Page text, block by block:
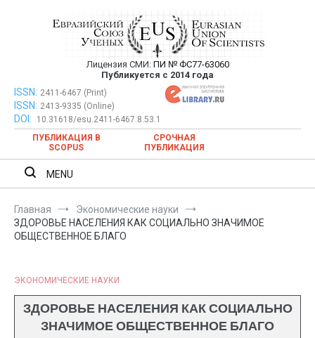
Евразийский Союз Ученых —
публикация научных статей в
ежемесячном научном журнале
Лицензия СМИ: ПИ № ФС77-63060
Публикуется с 2014 года
Евразийский Союз Ученых — публикация научных статей в
ежемесячном научном журнале
ISSN: 2411-6467 (Print)
ISSN: 2413-9335 (Online)
DOI:
10.31618/esu.2411-6467.8.53.1
ПУБЛИКАЦИЯ В
SCOPUS
СРОЧНАЯ
ПУБЛИКАЦИЯ
MENU
Главная
Экономические науки
ЗДОРОВЬЕ НАСЕЛЕНИЯ КАК СОЦИАЛЬНО ЗНАЧИМОЕ
ОБЩЕСТВЕННОЕ БЛАГО
ЭКОНОМИЧЕСКИЕ НАУКИ
ЗДОРОВЬЕ НАСЕЛЕНИЯ КАК СОЦИАЛЬНО
ЗНАЧИМОЕ ОБЩЕСТВЕННОЕ БЛАГО